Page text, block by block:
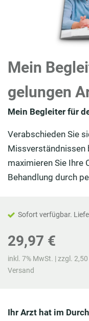
Mein
gelungen
Mein Begleiter für
Verabschieden Sie
Missverständnissen
maximieren Sie Ihre
Behandlung durch
Sofort verfügbar.
29,97 €
inkl. 7% MwSt. | zzgl. 2,50
Versand
Ihr Arzt hat im